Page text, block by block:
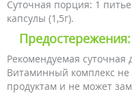
Суточная порция: 1
капсулы (1,5г).
Предостережения:
Рекомендуемая
Витаминный комплекс
продуктам и не может